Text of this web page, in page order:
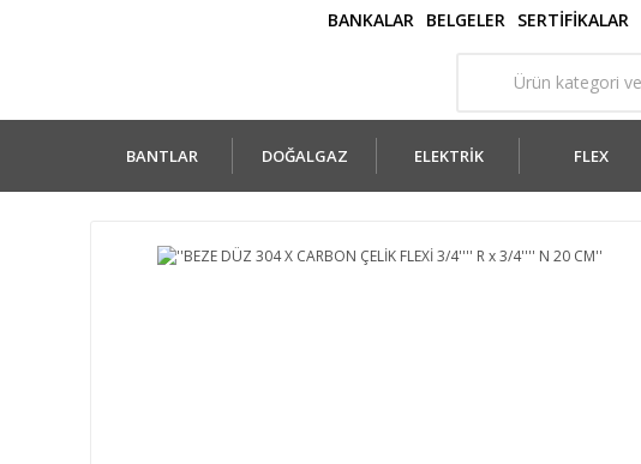
BANKALAR BELGELER SERTİFİKALAR
BANTLAR DOĞALGAZ ELEKTRİK FLEX